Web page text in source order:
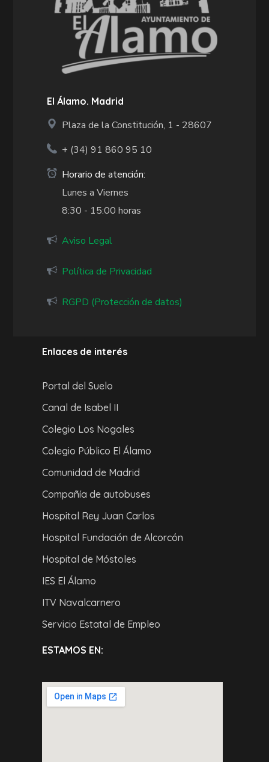
El Álamo. Madrid
Plaza de la Constitución, 1 - 28607
+ (34)91 860 95 10
Horario de atención:
Lunes a Viernes
8:30 - 15:00 horas
Aviso Legal
Política de Privacidad
RGPD (Protección de datos)
Enlaces de interés
Portal del Suelo
Canal de Isabel II
Colegio Los Nogales
Colegio Público El Álamo
Comunidad de Madrid
Compañía de autobuses
Hospital Rey Juan Carlos
Hospital Fundación de Alcorcón
Hospital de Móstoles
IES El Álamo
ITV Navalcarnero
Servicio Estatal de Empleo
ESTAMOS EN: